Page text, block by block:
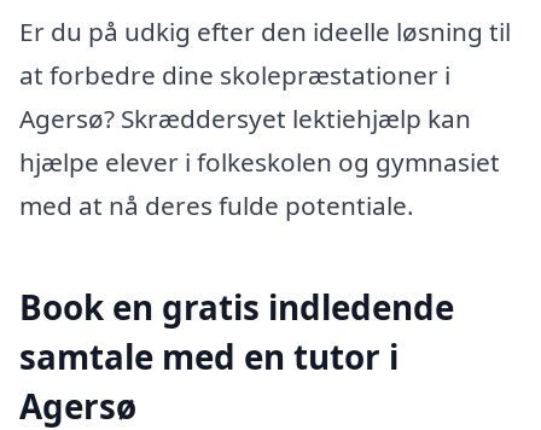
Er du på udkig efter den ideelle løsning til
at forbedre dine skolepræstationer i
Agersø? Skræddersyet lektiehjælp kan
hjælpe elever i folkeskolen og gymnasiet
med at nå deres fulde potentiale.
Book en gratis indledende
samtale med en tutor i
Agersø